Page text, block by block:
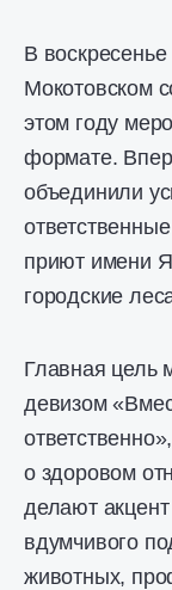
В
Мокотовском
этом году
формате.
объединили
приют имени
городские
Главная цель
девизом
о здоровом
делают
вдумчивого
животных,